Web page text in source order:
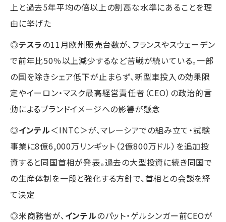
上と過去5年平均の倍以上の割高な水準にあることを理
由に挙げた
◎テスラの11月欧州販売台数が、フランスやスウェーデン
で前年比50％以上減少するなど苦戦が続いている。一部
の国を除きシェア低下が止まらず、新型車投入の効果限
定やイーロン・マスク最高経営責任者（CEO）の政治的言
動によるブランドイメージへの影響が懸念
◎インテル＜INTC＞が、マレーシアでの組み立て・試験
事業に8億6,000万リンギット（2億800万ドル）を追加投
資すると同国首相が発表。過去の大型投資に続き同国で
の生産体制を一段と強化する方針で、首相との会談を経
て決定
◎米商務省が、 インテルのパット・ゲルシンガー前CEOが